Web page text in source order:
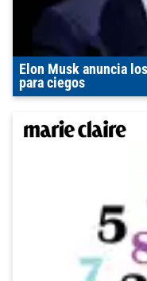
Elon Musk anuncia
para ciegos